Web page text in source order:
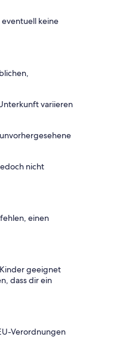
keine
variieren
nicht
einen
geeignet
dass dir ein
Verordnungen